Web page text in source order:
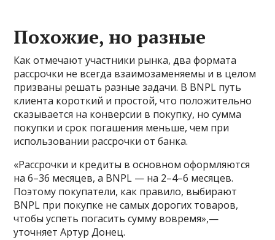
Похожие, но разные
Как отмечают участники рынка, два формата
рассрочки не всегда взаимозаменяемы и в целом
призваны решать разные задачи. В BNPL путь
клиента короткий и простой, что положительно
сказывается на конверсии в покупку, но сумма
покупки и срок погашения меньше, чем при
использовании рассрочки от банка.
«Рассрочки и кредиты в основном оформляются
на 6–36 месяцев, а BNPL — на 2–4–6 месяцев.
Поэтому покупатели, как правило, выбирают
BNPL при покупке не самых дорогих товаров,
чтобы успеть погасить сумму вовремя»,—
уточняет Артур Донец.